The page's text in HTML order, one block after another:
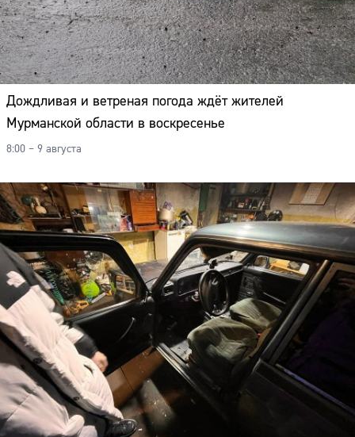
Дождливая и ветреная погода ждёт жителей
Мурманской области в воскресенье
8:00 – 9 августа